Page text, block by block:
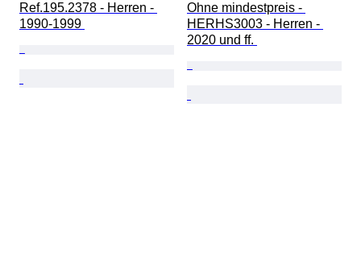
Ref.195.2378 - Herren -
1990-1999
Ohne mindestpreis -
HERHS3003 - Herren -
2020 und ff.